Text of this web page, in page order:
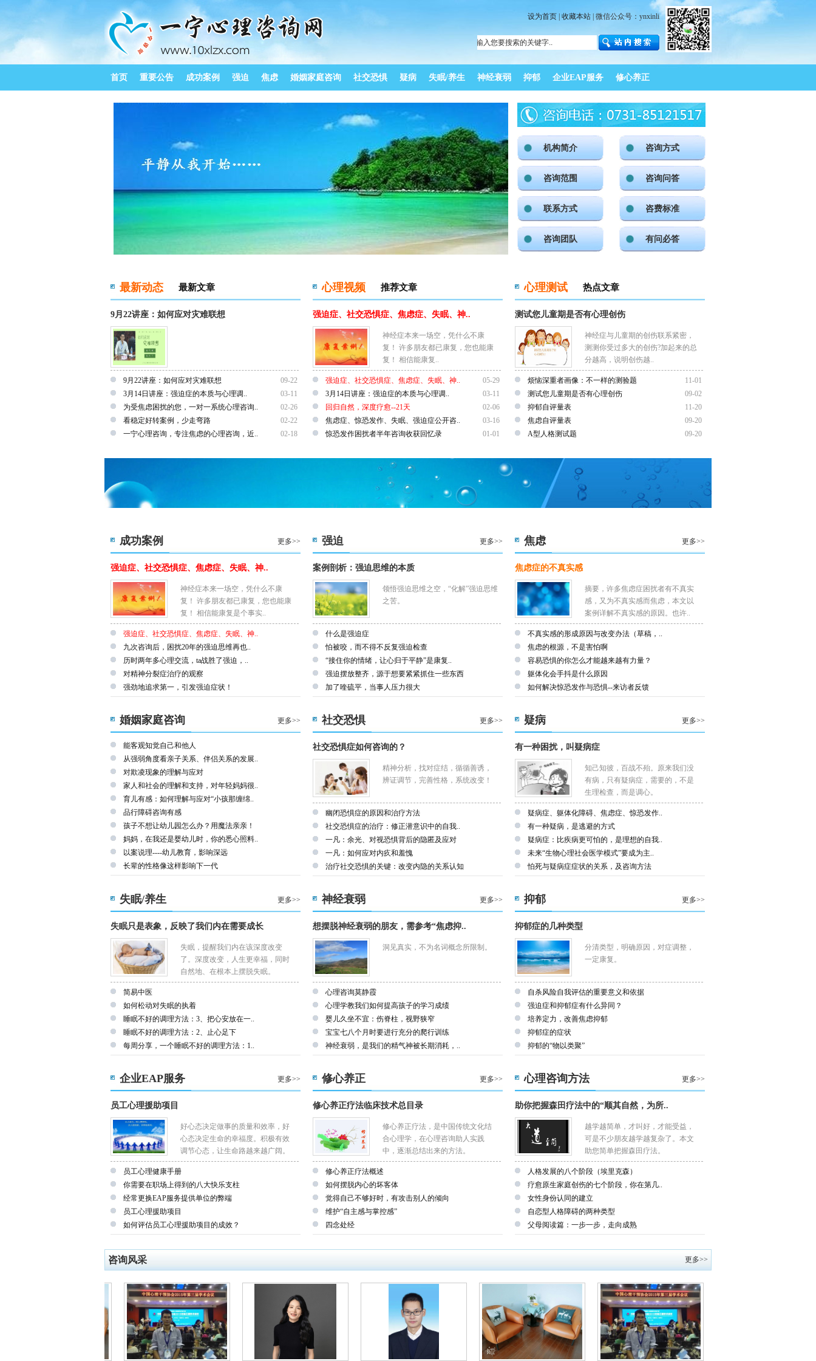
设为首页 收藏本站 | 微信公众号：ynxinli
首页 重要公告 成功案例 强迫 焦虑 婚姻家庭咨询 社交恐惧 疑病 失眠/养生 神经衰弱 抑郁 企业EAP服务 修心养正
机构简介 咨询方式
咨询范围 咨询问答
联系方式 咨费标准
咨询团队 有问必答
最新动态 最新文章
9月22讲座：如何应对灾难联想
9月22讲座：如何应对灾难联想
09-22
3月14日讲座：强迫症的本质与心理调..
03-11
为受焦虑困扰的您，一对一系统心理咨询..
02-26
看稳定好转案例，少走弯路
02-22
一宁心理咨询，专注焦虑的心理咨询，近..
02-18
心理视频 推荐文章
强迫症、社交恐惧症、焦虑症、失眠、神..
神经症本来一场空，凭什么不康
复！ 许多朋友都已康复，您也能康
复！ 相信能康复..
强迫症、社交恐惧症、焦虑症、失眠、神..
05-29
3月14日讲座：强迫症的本质与心理调..
03-11
回归自然，深度疗愈--21天
02-06
焦虑症、惊恐发作、失眠、强迫症公开咨..
03-16
惊恐发作困扰者半年咨询收获回忆录
01-01
心理测试 热点文章
测试您儿童期是否有心理创伤
神经症与儿童期的创伤联系紧密，
测测你受过多大的创伤?加起来的总
分越高，说明创伤越..
烦恼深重者画像：不一样的测验题
11-01
测试您儿童期是否有心理创伤
09-02
抑郁自评量表
11-20
焦虑自评量表
09-20
A型人格测试题
09-20
成功案例 更多>>
强迫症、社交恐惧症、焦虑症、失眠、神..
神经症本来一场空，凭什么不康
复！ 许多朋友都已康复，您也能康
复！ 相信能康复是个事实..
强迫症、社交恐惧症、焦虑症、失眠、神..
九次咨询后，困扰20年的强迫思维再也..
历时两年多心理交流，ta战胜了强迫，..
对精神分裂症治疗的观察
强劲地追求第一，引发强迫症状！
强迫 更多>>
案例剖析：强迫思维的本质
领悟强迫思维之空，“化解”强迫思维
之苦。
什么是强迫症
怕被咬，而不得不反复强迫检查
“接住你的情绪，让心归于平静”是康复..
强迫摆放整齐，源于想要紧紧抓住一些东西
加了喹硫平，当事人压力很大
焦虑 更多>>
焦虑症的不真实感
摘要，许多焦虑症困扰者有不真实
感，又为不真实感而焦虑，本文以
案例详解不真实感的原因。也许..
不真实感的形成原因与改变办法（草稿，..
焦虑的根源，不是害怕啊
容易恐惧的你怎么才能越来越有力量？
躯体化会手抖是什么原因
如何解决惊恐发作与恐惧--来访者反馈
婚姻家庭咨询 更多>>
能客观知觉自己和他人
从强弱角度看亲子关系、伴侣关系的发展..
对欺凌现象的理解与应对
家人和社会的理解和支持，对年轻妈妈很..
育儿有感：如何理解与应对“小孩那缠绵..
品行障碍咨询有感
孩子不想让幼儿园怎么办？用魔法亲亲！
妈妈，在我还是婴幼儿时，你的悉心照料..
以案说理----幼儿教育，影响深远
长辈的性格像这样影响下一代
社交恐惧 更多>>
社交恐惧症如何咨询的？
精神分析，找对症结，循循善诱，
辨证调节，完善性格，系统改变！
幽闭恐惧症的原因和治疗方法
社交恐惧症的治疗：修正潜意识中的自我..
一凡：余光、对视恐惧背后的隐匿及应对
一凡：如何应对内疚和羞愧
治疗社交恐惧的关键：改变内隐的关系认知
疑病 更多>>
有一种困扰，叫疑病症
知己知彼，百战不殆。原来我们没
有病，只有疑病症，需要的，不是
生理检查，而是调心。
疑病症、躯体化障碍、焦虑症、惊恐发作..
有一种疑病，是逃避的方式
疑病症：比疾病更可怕的，是理想的自我..
未来“生物心理社会医学模式”要成为主..
怕死与疑病症症状的关系，及咨询方法
失眠/养生 更多>>
失眠只是表象，反映了我们内在需要成长
失眠，提醒我们内在该深度改变
了。深度改变，人生更幸福，同时
自然地、在根本上摆脱失眠。
简易中医
如何松动对失眠的执着
睡眠不好的调理方法：3、把心安放在一..
睡眠不好的调理方法：2、止心足下
每周分享，一个睡眠不好的调理方法：1..
神经衰弱 更多>>
想摆脱神经衰弱的朋友，需参考“焦虑抑..
洞见真实，不为名词概念所限制。
心理咨询莫静霞
心理学教我们如何提高孩子的学习成绩
婴儿久坐不宜：伤脊柱，视野狭窄
宝宝七八个月时要进行充分的爬行训练
神经衰弱，是我们的精气神被长期消耗，..
抑郁 更多>>
抑郁症的几种类型
分清类型，明确原因，对症调整，
一定康复。
自杀风险自我评估的重要意义和依据
强迫症和抑郁症有什么异同？
培养定力，改善焦虑抑郁
抑郁症的症状
抑郁的“物以类聚”
企业EAP服务 更多>>
员工心理援助项目
好心态决定做事的质量和效率，好
心态决定生命的幸福度。积极有效
调节心态，让生命路越来越广阔。
员工心理健康手册
你需要在职场上得到的八大快乐支柱
经常更换EAP服务提供单位的弊端
员工心理援助项目
如何评估员工心理援助项目的成效？
修心养正 更多>>
修心养正疗法临床技术总目录
修心养正疗法，是中国传统文化结
合心理学，在心理咨询助人实践
中，逐渐总结出来的方法。
修心养正疗法概述
如何摆脱内心的坏客体
觉得自己不够好时，有攻击别人的倾向
维护“自主感与掌控感”
四念处经
心理咨询方法 更多>>
助你把握森田疗法中的“顺其自然，为所..
越学越简单，才叫好，才能受益，
可是不少朋友越学越复杂了。本文
助您简单把握森田疗法。
人格发展的八个阶段（埃里克森）
疗愈原生家庭创伤的七个阶段，你在第几..
女性身份认同的建立
自恋型人格障碍的两种类型
父母阅读篇：一步一步，走向成熟
咨询风采 更多>>